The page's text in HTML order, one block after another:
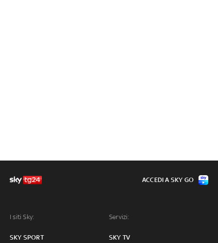
I siti Sky:
SKY SPORT
Servizi:
SKY TV
ACCEDI A SKY GO